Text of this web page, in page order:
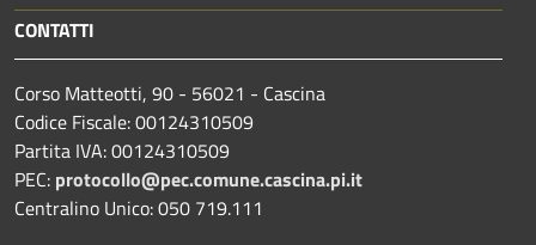
CONTATTI
Corso Matteotti, 90 - 56021 - Cascina
Codice Fiscale: 00124310509
Partita IVA: 00124310509
PEC: protocollo@pec.comune.cascina.pi.it
Centralino Unico: 050 719.111